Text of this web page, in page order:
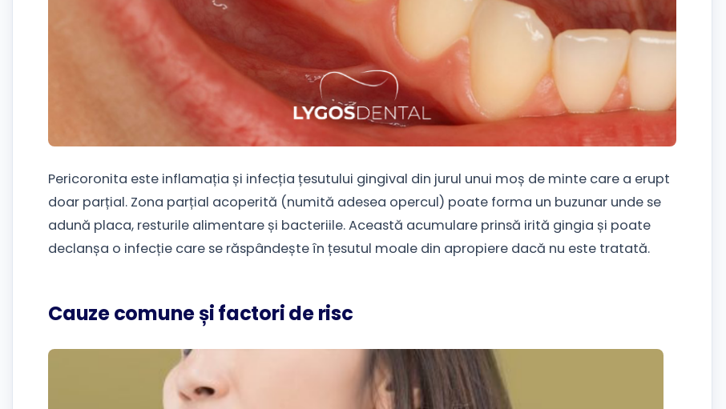
Pericoronita este inflamația și infecția țesutului gingival din jurul unui moș de minte care a erupt
doar parțial. Zona parțial acoperită (numită adesea opercul) poate forma un buzunar unde se
adună placa, resturile alimentare și bacteriile. Această acumulare prinsă irită gingia și poate
declanșa o infecție care se răspândește în țesutul moale din apropiere dacă nu este tratată.
Cauze comune și factori de risc